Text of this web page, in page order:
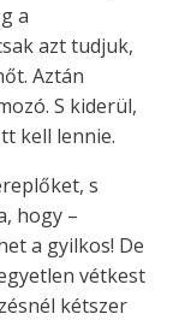
a
azt tudjuk,
Aztán
S kiderül,
kell lennie.
s
hogy –
a gyilkos! De
vétkest
kétszer